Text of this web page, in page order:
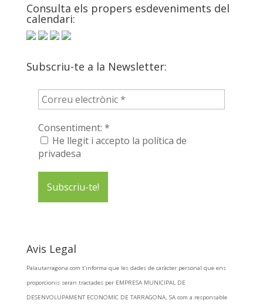
Consulta els propers esdeveniments del
calendari:
Subscriu-te a la Newsletter:
Consentiment: *
He llegit i accepto la política de
privadesa
Avis Legal
Palautarragona.com t’informa que les dades de caràcter personal que ens
proporcionis seran tractades per EMPRESA MUNICIPAL DE
DESENVOLUPAMENT ECONOMIC DE TARRAGONA, SA com a responsable